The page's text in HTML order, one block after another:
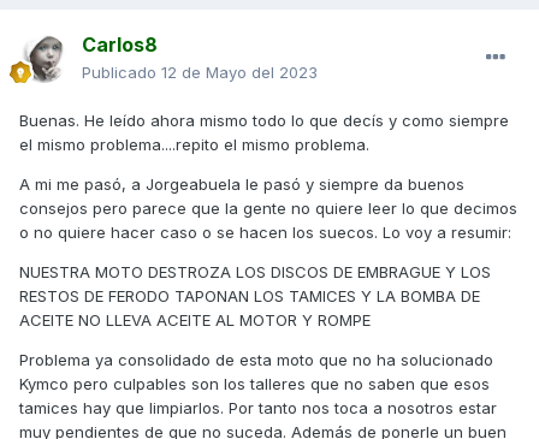
Carlos8
Publicado 12 de Mayo del 2023
Buenas. He leído ahora mismo todo lo que decís y como siempre
el mismo problema....repito el mismo problema.
A mi me pasó, a Jorgeabuela le pasó y siempre da buenos
consejos pero parece que la gente no quiere leer lo que decimos
o no quiere hacer caso o se hacen los suecos. Lo voy a resumir:
NUESTRA MOTO DESTROZA LOS DISCOS DE EMBRAGUE Y LOS
RESTOS DE FERODO TAPONAN LOS TAMICES Y LA BOMBA DE
ACEITE NO LLEVA ACEITE AL MOTOR Y ROMPE
Problema ya consolidado de esta moto que no ha solucionado
Kymco pero culpables son los talleres que no saben que esos
tamices hay que limpiarlos. Por tanto nos toca a nosotros estar
muy pendientes de que no suceda. Además de ponerle un buen